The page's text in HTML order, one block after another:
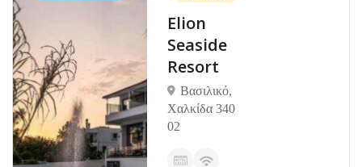
Ξενοδοχείο
Miramare
Ερέτρια,
Κεντρική Εύβοια
340 08